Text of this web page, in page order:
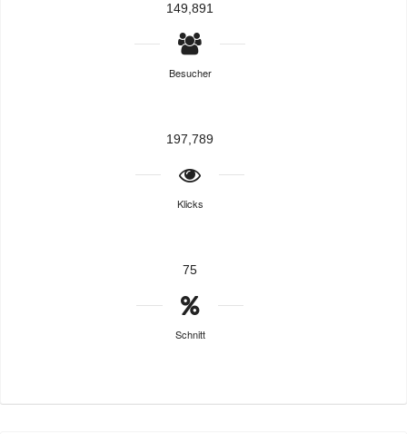
149,891
Besucher
197,789
Klicks
75
Schnitt